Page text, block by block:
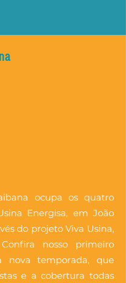
ocupa os quatro
Energisa, em João
do projeto Viva Usina,
nosso primeiro
nova temporada, que
e a cobertura todas